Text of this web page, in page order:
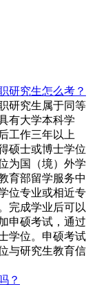
研究生怎么考？
研究生属于同等
有大学本科学
工作三年以上
硕士或博士学位
为国（境）外学
育部留学服务中
位专业或相近专
完成学业后可以
申硕考试，通过
学位。申硕考试
与研究生教育信
？